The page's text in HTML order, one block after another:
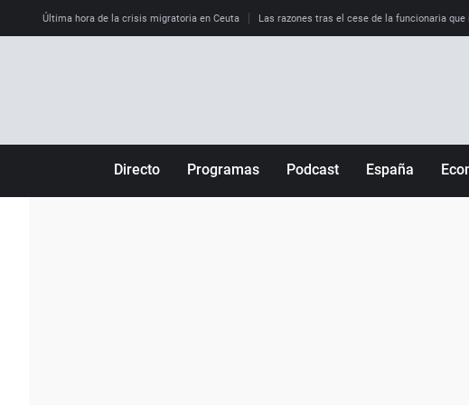
Última hora de la crisis migratoria en Ceuta Las razones tras el cese de la funcionaria
Directo Programas Podcast España